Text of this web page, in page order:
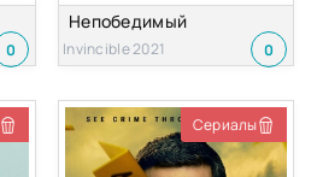
0
Непобедимый
Invincible 2021 0
Сериалы